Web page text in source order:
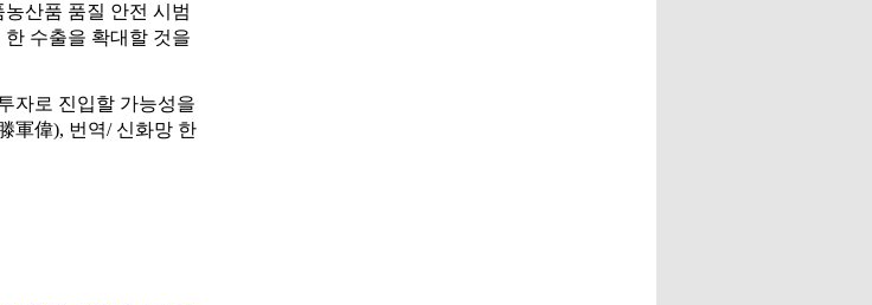
산품 품질 안전 시범
수출을 확대할 것을
자로 진입할 가능성을
軍偉), 번역/ 신화망 한